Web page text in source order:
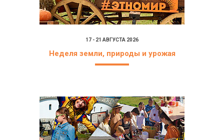
17 - 21 АВГУСТА 2026
Неделя земли, природы и урожая